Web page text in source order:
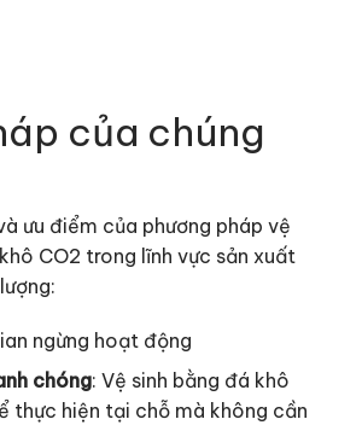
của chúng
ưu điểm của phương pháp vệ
CO2 trong lĩnh vực sản xuất
ngừng hoạt động
chóng: Vệ sinh bằng đá khô
thực hiện tại chỗ mà không cần